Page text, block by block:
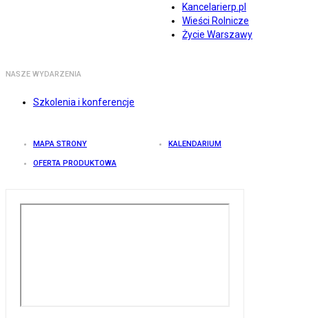
Kancelarierp.pl
Wieści Rolnicze
Życie Warszawy
NASZE WYDARZENIA
Szkolenia i konferencje
MAPA STRONY KALENDARIUM
OFERTA PRODUKTOWA